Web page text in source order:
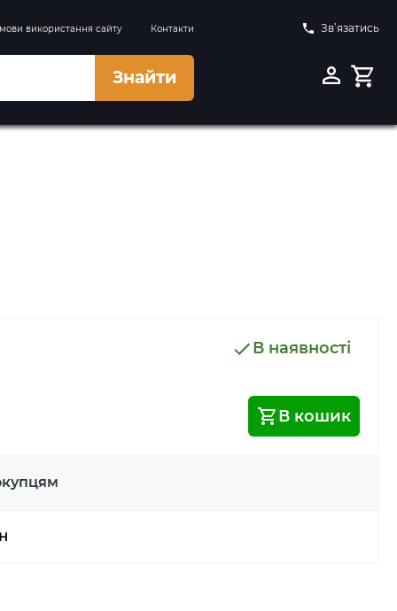
використання сайту Контакти Зв’язатись
Знайти
В наявності
В кошик